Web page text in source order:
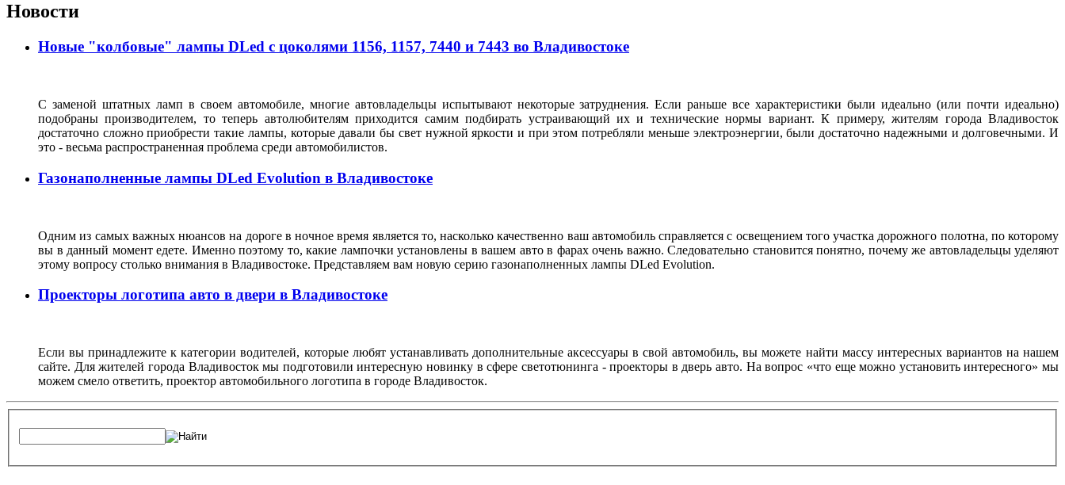
Новости
Новые "колбовые" лампы DLed с цоколями 1156, 1157, 7440 и 7443 во Владивостоке
С заменой штатных ламп в своем автомобиле, многие автовладельцы испытывают некоторые затруднения. Если раньше все характеристики были идеально (или почти идеально)
подобраны производителем, то теперь автолюбителям приходится самим подбирать устраивающий их и технические нормы вариант. К примеру, жителям города Владивосток
достаточно сложно приобрести такие лампы, которые давали бы свет нужной яркости и при этом потребляли меньше электроэнергии, были достаточно надежными и долговечными. И
это - весьма распространенная проблема среди автомобилистов.
Газонаполненные лампы DLed Evolution в Владивостоке
Одним из самых важных нюансов на дороге в ночное время является то, насколько качественно ваш автомобиль справляется с освещением того участка дорожного полотна, по которому
вы в данный момент едете. Именно поэтому то, какие лампочки установлены в вашем авто в фарах очень важно. Следовательно становится понятно, почему же автовладельцы уделяют
этому вопросу столько внимания в Владивостоке. Представляем вам новую серию газонаполненных лампы DLed Evolution.
Проекторы логотипа авто в двери в Владивостоке
Если вы принадлежите к категории водителей, которые любят устанавливать дополнительные аксессуары в свой автомобиль, вы можете найти массу интересных вариантов на нашем
сайте. Для жителей города Владивосток мы подготовили интересную новинку в сфере светотюнинга - проекторы в дверь авто. На вопрос «что еще можно установить интересного» мы
можем смело ответить, проектор автомобильного логотипа в городе Владивосток.